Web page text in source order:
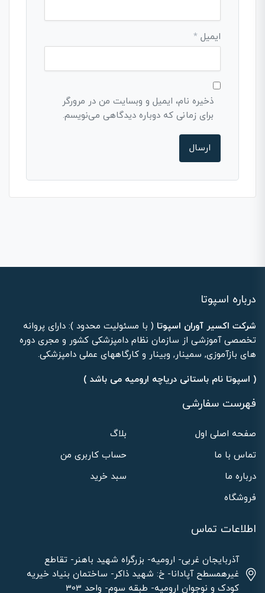
ایمیل *
ذخیره نام، ایمیل و وبسایت من در مرورگر
برای زمانی که دوباره دیدگاهی می‌نویسم.
درباره اسپوتا
شرکت اکسیر آوران اسپوتا ( با مسئولیت محدود ): دارای پروانه
تخصصی آموزشی از سازمان نظام دامپزشکی کشور و مجری دوره
های بازآموزی, سمینار, وبینار و کارگاههای عملی دامپزشکی.
( اسپوتا نام باستانی دریاچه ارومیه می باشد )
فهرست سفارشی
صفحه اصلی اول
بلاگ
تماس با ما
حساب کاربری من
درباره ما
سبد خرید
فروشگاه
اطلاعات تماس
آذربایجان غربی- ارومیه- بزرگراه شهید باهنر- تقاطع
غیرهمسطح آپادانا- خ: شهید ذاکر- ساختمان بنیاد خیریه
کودک و نوجوان ارومیه- طبقه سوم- واحد 303